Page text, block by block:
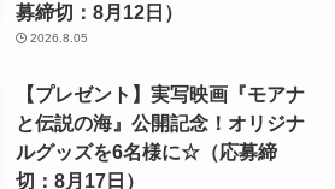
募締切：8月12日）
2026.8.05
【プレゼント】実写映画『モアナ
と伝説の海』公開記念！オリジナ
ルグッズを6名様に☆（応募締
切：8月17日）